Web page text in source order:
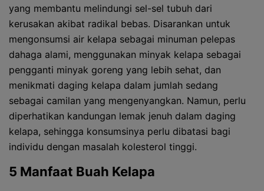
yang membantu melindungi sel-sel tubuh dari
kerusakan akibat radikal bebas. Disarankan untuk
mengonsumsi air kelapa sebagai minuman pelepas
dahaga alami, menggunakan minyak kelapa sebagai
pengganti minyak goreng yang lebih sehat, dan
menikmati daging kelapa dalam jumlah sedang
sebagai camilan yang mengenyangkan. Namun, perlu
diperhatikan kandungan lemak jenuh dalam daging
kelapa, sehingga konsumsinya perlu dibatasi bagi
individu dengan masalah kolesterol tinggi.
5 Manfaat Buah Kelapa